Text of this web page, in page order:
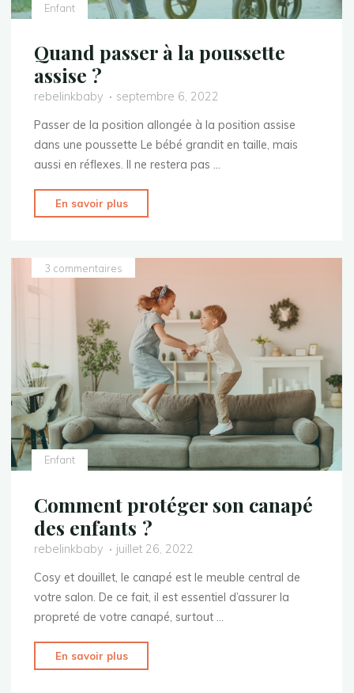
Enfant
Quand passer à la poussette
assise ?
rebelinkbaby
septembre 6, 2022
Passer de la position allongée à la position assise
dans une poussette Le bébé grandit en taille, mais
aussi en réflexes. Il ne restera pas …
En savoir plus
passer
la
poussette
assise
?"
Enfant
3 commentaires
Comment protéger son canapé
des enfants ?
rebelinkbaby
juillet 26, 2022
Cosy et douillet, le canapé est le meuble central de
votre salon. De ce fait, il est essentiel d’assurer la
propreté de votre canapé, surtout …
En savoir plus
protéger